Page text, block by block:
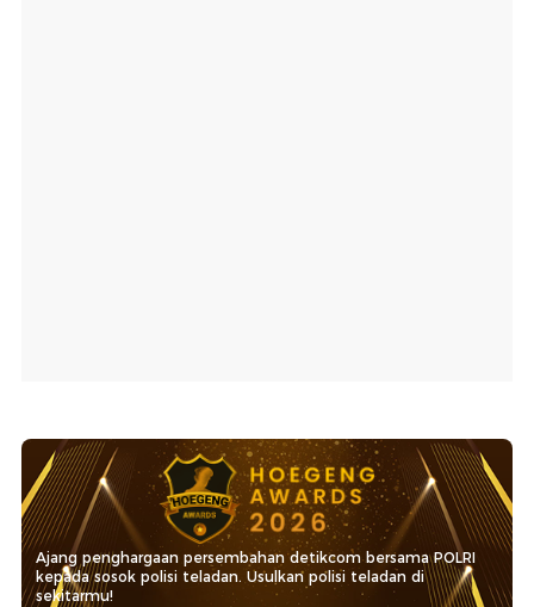
Ajang penghargaan persembahan detikcom bersama POLRI
kepada sosok polisi teladan. Usulkan polisi teladan di
sekitarmu!